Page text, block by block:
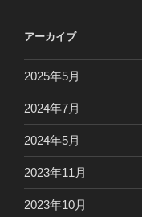
アーカイブ
2025年5月
2024年7月
2024年5月
2023年11月
2023年10月